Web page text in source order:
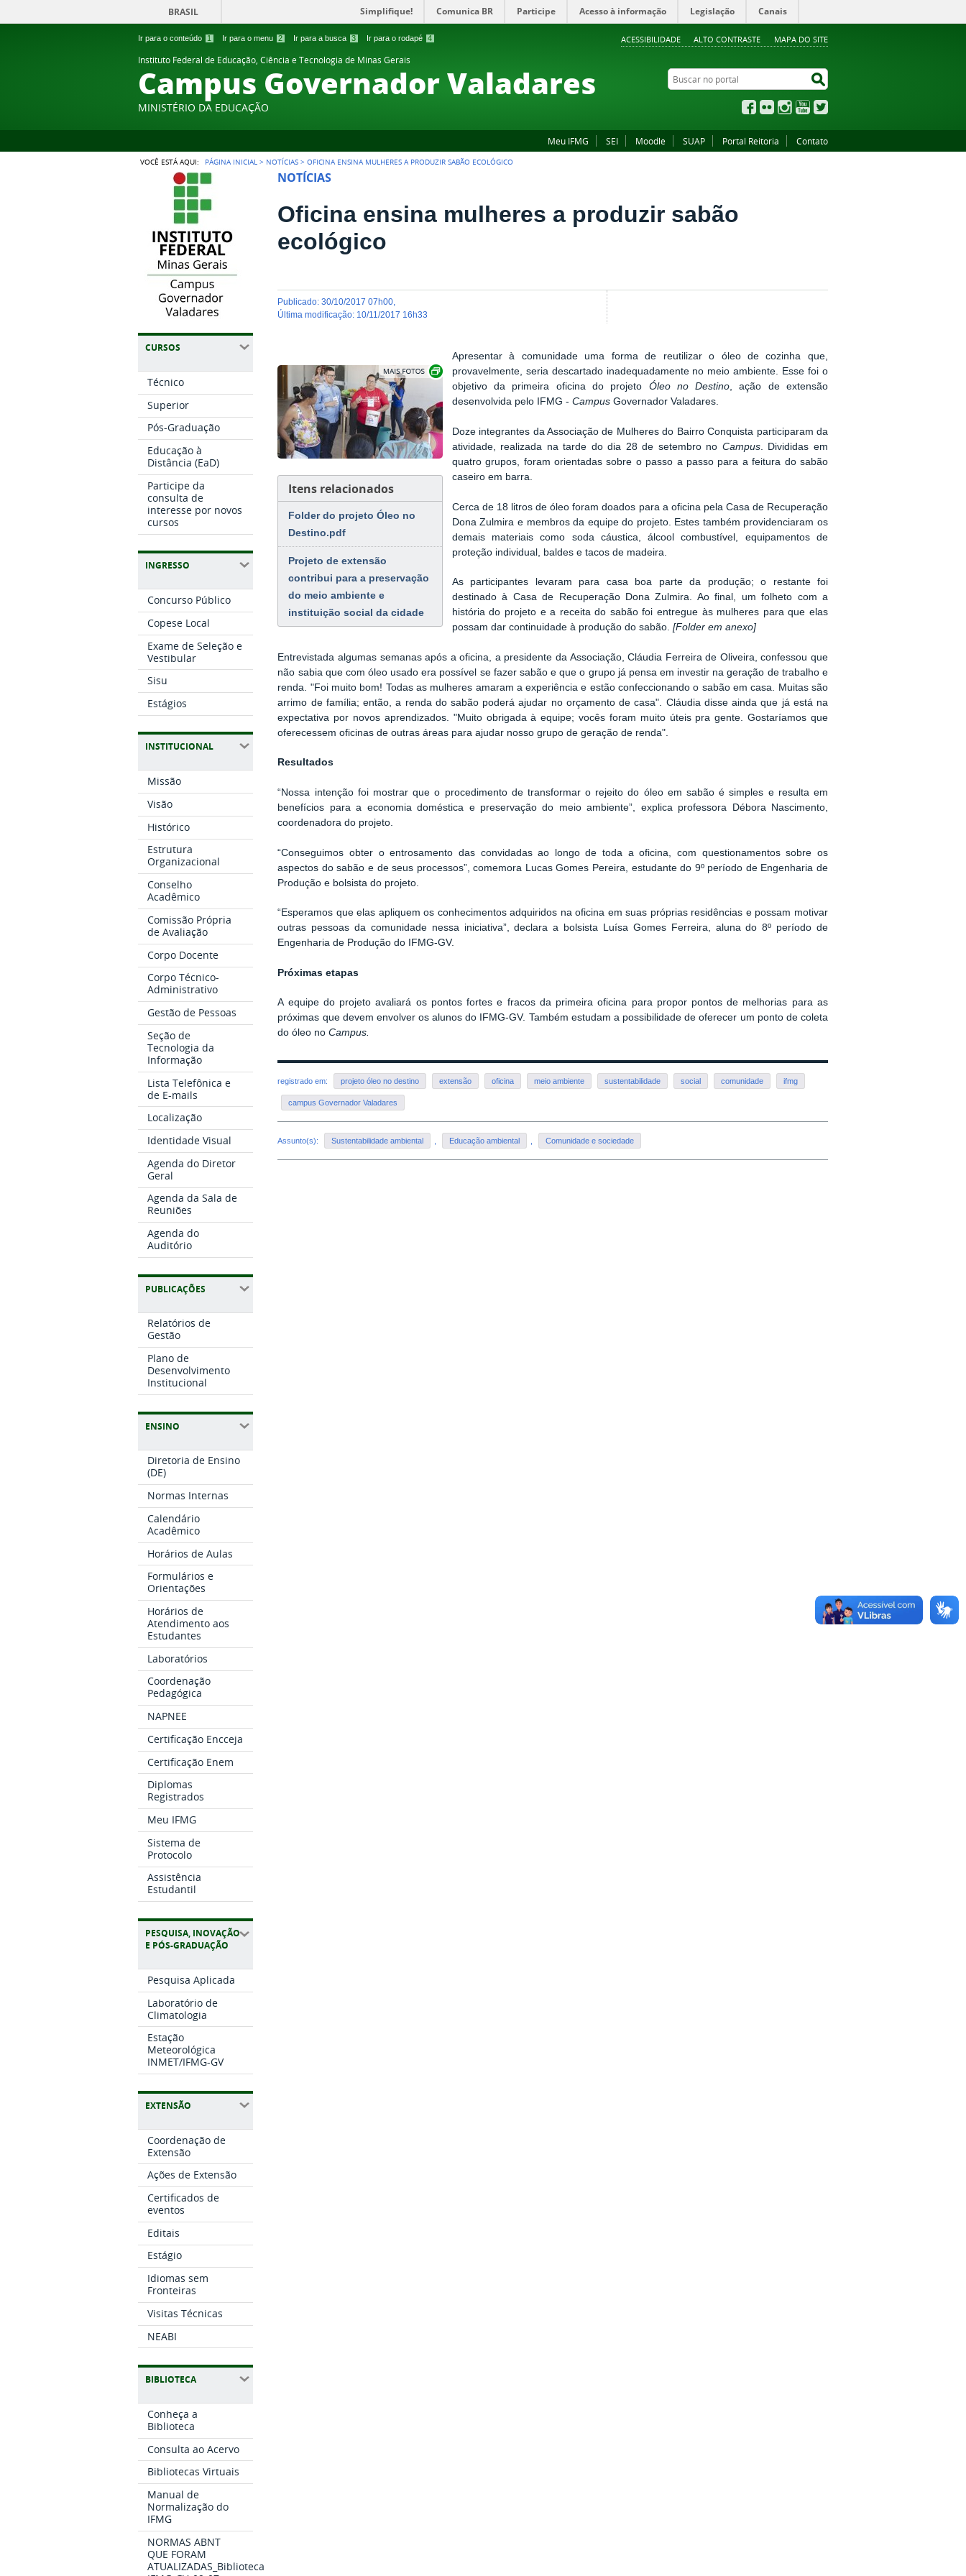
Ir para o conteúdo 1 Ir para o menu 2 Ir para a busca 3 Ir para o rodapé 4 ACESSIBILIDADE ALTO CONTRASTE MAPA DO SITE
BRASIL Simplifique! Comunica BR Participe Acesso à informação Legislação Canais
Instituto Federal de Educação, Ciência e Tecnologia de Minas Gerais
Campus Governador Valadares
MINISTÉRIO DA EDUCAÇÃO
Buscar no portal
Facebook
Flickr InstagramYouTube
Meu IFMG SEI Moodle SUAP Portal Reitoria Contato
VOCÊ ESTÁ AQUI: PÁGINA INICIAL > NOTÍCIAS >OFICINA ENSINA MULHERES A PRODUZIR SABÃO ECOLÓGICO
CURSOS
Técnico
Superior
Pós-Graduação
Educação à
Distância (EaD)
Participe da
consulta de
interesse por novos
cursos
INGRESSO
Concurso Público
Copese Local
Exame de Seleção e
Vestibular
Sisu
Estágios
INSTITUCIONAL
Missão
Visão
Histórico
Estrutura
Organizacional
Conselho
Acadêmico
Comissão Própria
de Avaliação
Corpo Docente
Corpo Técnico-
Administrativo
Gestão de Pessoas
Seção de
Tecnologia da
Informação
Lista Telefônica e
de E-mails
Localização
Identidade Visual
Agenda do Diretor
Geral
Agenda da Sala de
Reuniões
Agenda do
Auditório
PUBLICAÇÕES
Relatórios de
Gestão
Plano de
Desenvolvimento
Institucional
ENSINO
Diretoria de Ensino
(DE)
Normas Internas
Calendário
Acadêmico
Horários de Aulas
Formulários e
Orientações
Horários de
Atendimento aos
Estudantes
Laboratórios
Coordenação
Pedagógica
NAPNEE
Certificação Encceja
Certificação Enem
Diplomas
Registrados
Meu IFMG
Sistema de
Protocolo
Assistência
Estudantil
PESQUISA, INOVAÇÃO
E PÓS-GRADUAÇÃO
Pesquisa Aplicada
Laboratório de
Climatologia
Estação
Meteorológica
INMET/IFMG-GV
EXTENSÃO
Coordenação de
Extensão
Ações de Extensão
Certificados de
eventos
Editais
Estágio
Idiomas sem
Fronteiras
Visitas Técnicas
NEABI
BIBLIOTECA
Conheça a
Biblioteca
Consulta ao Acervo
Bibliotecas Virtuais
Manual de
Normalização do
IFMG
NORMAS ABNT
QUE FORAM
ATUALIZADAS_Biblioteca
NOTÍCIAS
Oficina ensina mulheres a produzir sabão
ecológico
publicado:30/10/2017 07h00
última modificação: 10/11/2017 16h33
Exibir carrossel de imagens
Itens relacionados
Folder do projeto Óleo no
Destino.pdf
Projeto de extensão
contribui para a preservação
do meio ambiente e
instituição social da cidade
Apresentar à comunidade uma forma de reutilizar o óleo de cozinha que,
provavelmente, seria descartado inadequadamente no meio ambiente. Esse foi o
objetivo da primeira oficina do projeto Óleo no Destino,ação de extensão
desenvolvida pelo IFMG - CampusGovernador Valadares.
Doze integrantes da Associação de Mulheres do Bairro Conquista participaram da
atividade, realizada na tarde do dia 28 de setembro no Campus. Divididas em
quatro grupos, foram orientadas sobre o passo a passo para afeitura do sabão
caseiro em barra.
Cerca de 1 8 litros de óleoforamdoados para a oficina pela Casa de Recuperação
Dona Zulmira e membros da equipe do projeto. Estes também providenciaram os
demais materiaiscomo soda cáustica, álcool combustível, equipamentos de
proteção individual, baldes e tacos de madeira.
As participantes levaram para casa boa parte da produção; o restante foi
destinadoà Casa de Recuperação Dona Zulmira. Ao final, um folheto com a
história do projeto e a receita do sabão foi entregue às mulheres para que elas
possam dar continuidade à produção do sabão. [Folder em anexo]
Entrevistada algumas semanas após a oficina, a presidente da Associação, Cláudia Ferreira de Oliveira, confessou que
não sabia que com óleo usado era possível se fazer sabão e que o grupo já pensa em investir na geração de trabalho e
renda. "Foi muito bom! Todas as mulheres amaram a experiênciae estão confeccionando o sabãoem casa
Muitas são
arrimo de família; então, a renda do sabão poderá ajudar no orçamento de casa". Cláudia disse ainda que já está na
expectativa por novos aprendizados. "Muito obrigadaà equipe; vocês foram muito úteis pra gente . Gostaríamos que
oferecessemoficinasde outras áreas para ajudar nosso grupo de geração de renda".
Resultados
“Nossa intenção foi mostrar que o procedimento de transformar o rejeito do óleo em sabão é simples e resulta em
benefícios para a economia doméstica e preservação do meio ambiente”, explica professora Débora
Nascimento,
coordenadora do projeto.
“Conseguimos obter o entrosamento das convidadas ao longo de toda a oficina, com questionamentos sobre os
aspectos do sabão e de seus processos”,comemora Lucas Gomes Pereira, estudante do 9º período de Engenharia de
Produção e bolsista do projeto.
“Esperamos queelas apliquem os conhecimentos adquiridos na oficina em suas próprias residências e possam motivar
outras pessoas da comunidade nessa iniciativa”, declaraa bolsista Luísa Gomes Ferreira, alunado 8º período de
Engenharia de Produção do IFMG-GV.
Próximas etapas
A equipe do projetoavaliará os pontos fortes e fracos da primeira oficina para propor pontos de melhorias para as
próximas que devem envolver os alunos do
IFMG-GV. Também estudam a possibilidade de oferecer um ponto de coleta
do óleo noCampus.
registrado em: projeto óleo no destino extensão oficina meio ambiente sustentabilidade social comunidade ifmg
campus Governador Valadares
Assunto(s): Sustentabilidade ambiental Educação ambiental Comunidade e sociedade